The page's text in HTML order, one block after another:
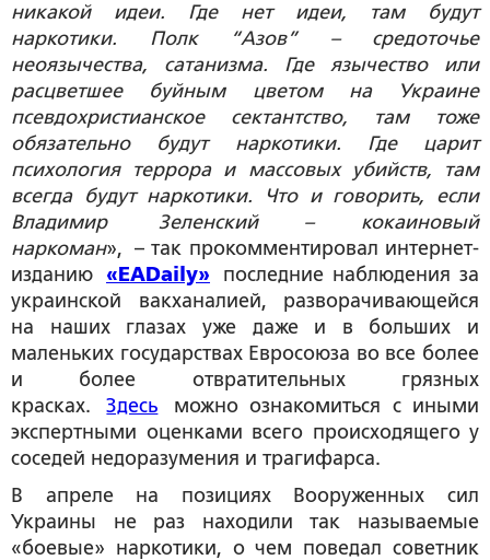
никакой идеи. Где нет идеи, там будут
наркотики. Полк “Азов” – средоточье
неоязычества, сатанизма. Где язычество или
расцветшее буйным цветом на Украине
псевдохристианское сектантство, там тоже
обязательно будут наркотики. Где царит
психология террора и массовых убийств, там
всегда будут наркотики. Что и говорить, если
Владимир Зеленский – кокаиновый
наркоман», – так прокомментировал интернет-
изданию «EADaily» последние наблюдения за
украинской вакханалией, разворачивающейся
на наших глазах уже даже и в больших и
маленьких государствах Евросоюза во все более
и более отвратительных грязных
красках.Здесь можно ознакомиться с иными
экспертными оценками всего происходящего у
соседей недоразумения и трагифарса.
В апреле на позициях Вооруженных сил
Украины не раз находили так называемые
«боевые» наркотики, о чем поведал советник